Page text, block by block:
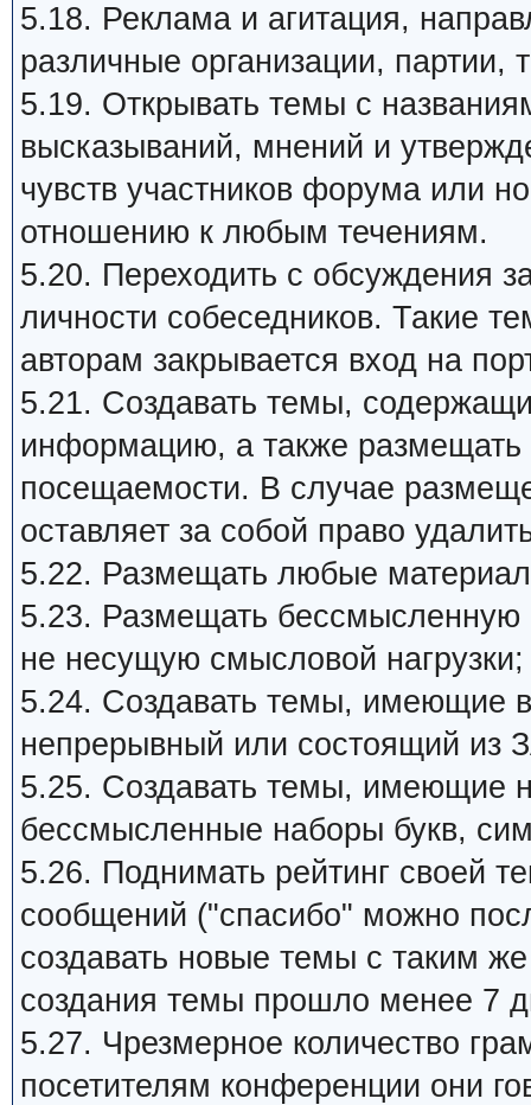
5.18. Реклама и агитация,
различные организации, партии,
5.19. Открывать темы с
высказываний, мнений и
чувств участников форума или
отношению к любым течениям.
5.20. Переходить с обсуждения
личности собеседников. Такие
авторам закрывается вход на
5.21. Создавать темы,
информацию, а также
посещаемости. В случае
оставляет за собой право
5.22. Размещать любые
5.23. Размещать
не несущую смысловой нагрузки;
5.24. Создавать темы, имеющие
непрерывный или состоящий из
5.25. Создавать темы, имеющие
бессмысленные наборы букв,
5.26. Поднимать рейтинг своей
сообщений ("спасибо" можно
создавать новые темы с таким
создания темы прошло менее 7
5.27. Чpезмеpное количество
посетителям конференции они